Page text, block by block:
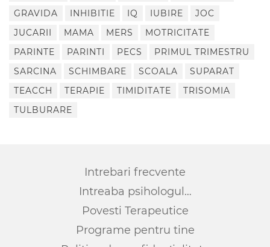
GRAVIDA
INHIBITIE IQ IUBIRE
JOC
JUCARII
MAMA MERS
MOTRICITATE
PARINTE
PARINTI PECS
PRIMUL TRIMESTRU
SARCINA
SCHIMBARE SCOALA
SUPARAT
TEACCH
TERAPIE TIMIDITATE
TRISOMIA
TULBURARE
Intrebari frecvente
Intreaba psihologul…
Povesti Terapeutice
Programe pentru tine